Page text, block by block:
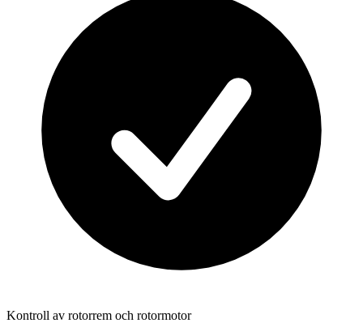
Kontroll av rotorrem och rotormotor